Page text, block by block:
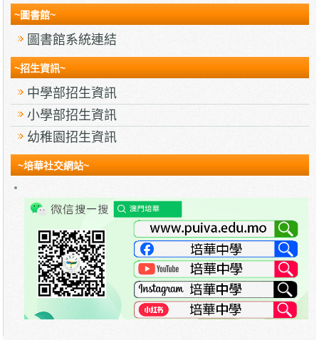
~圖書館~
圖書館系統連結
~招生資訊~
中學部招生資訊
小學部招生資訊
幼稚園招生資訊
~培華社交網站~